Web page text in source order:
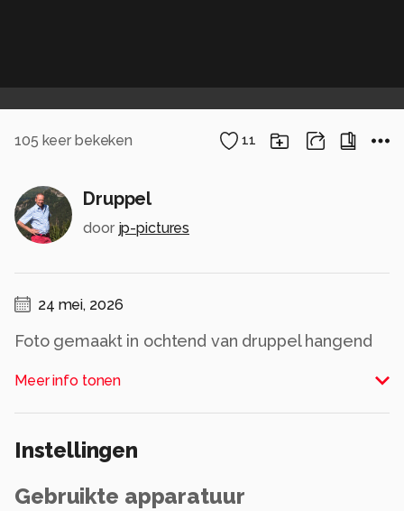
105 keer bekeken 11
Druppel
door jp-pictures
24 mei, 2026
Foto gemaakt in ochtend van druppel hangend
achtergrond te zien zijn.
Meer info tonen
Instellingen
Gebruikte apparatuur